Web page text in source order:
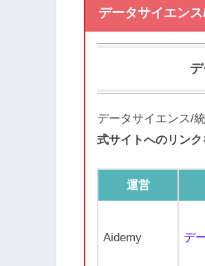
データサイエン
データサイエンス/
式サイトへのリンク
運営
Aidemy デ